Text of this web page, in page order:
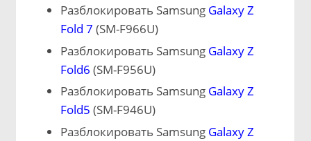
Разблокировать Samsung Galaxy Z
Fold 7 (SM-F966U)
Разблокировать Samsung Galaxy Z
Fold6 (SM-F956U)
Разблокировать Samsung Galaxy Z
Fold5 (SM-F946U)
Разблокировать Samsung Galaxy Z